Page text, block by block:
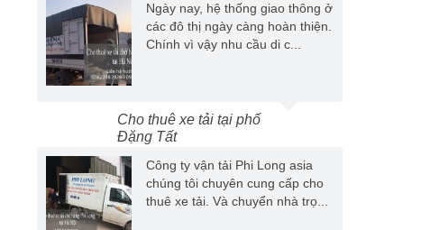
Ngày nay, hệ thống giao thông ở
các đô thị ngày càng hoàn thiện.
Chính vì vậy nhu cầu di c...
Cho thuê xe tải tại phố
Đặng Tất
Công ty vận tải Phi Long asia
chúng tôi chuyên cung cấp cho
thuê xe tải. Và chuyển nhà trọ...